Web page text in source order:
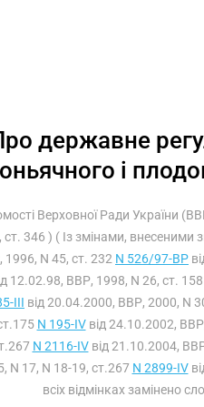
державне
і
Верховної Ради України
ст. 346 ) ( Із змінами, внесеними
1996, N 45, ст. 232 N 526/97-ВР
12.02.98, ВВР, 1998, N 26, ст. 158
III від 20.04.2000, ВВР, 2000, N
N 195-IVвід 24.10.2002,
N 2116-IVвід 21.10.2004,
N 17, N 18-19, ст.267 N 2899-IV
всіх відмінках замінено